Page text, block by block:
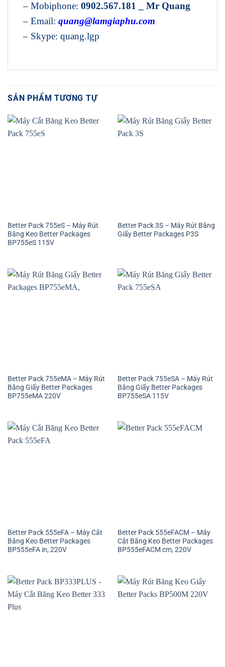
– Mobiphone: 0902.567.181 _ Mr Quang
– Email: quang@lamgiaphu.com
– Skype: quang.lgp
SẢN PHẨM TƯƠNG TỰ
Better Pack 755eS – Máy Rút
Băng Keo Better Packages
BP755eS 115V
Better Pack 3S – Máy Rút Băng
Giấy Better Packages P3S
Better Pack 755eMA – Máy Rút
Băng Giấy Better Packages
BP755eMA 220V
Better Pack 755eSA – Máy Rút
Băng Giấy Better Packages
BP755eSA 115V
Better Pack 555eFA – Máy Cắt
Băng Keo Better Packages
BP555eFA in, 220V
Better Pack 555eFACM – Máy
Cắt Băng Keo Better Packages
BP555eFACM cm, 220V